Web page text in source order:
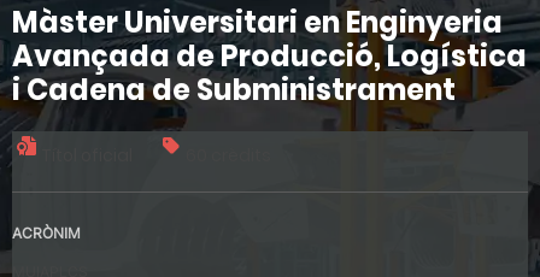
Màster Universitari en Enginyeria
Avançada de Producció, Logística
i Cadena de Subministrament
ACRÒNIM